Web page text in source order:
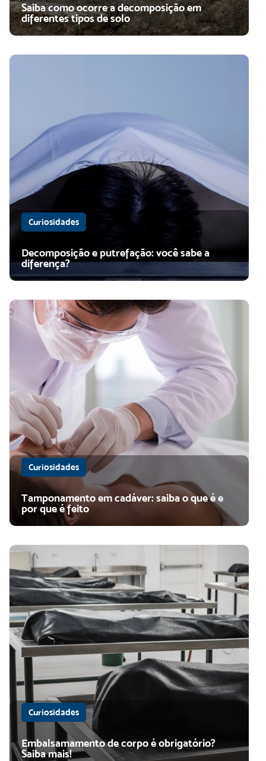
Saiba como ocorre a decomposição em
diferentes tipos de solo
Curiosidades
Decomposição e putrefação: você sabe a
diferença?
Curiosidades
Tamponamento em cadáver: saiba o que é e
por que é feito
Curiosidades
Embalsamamento de corpo é obrigatório?
Saiba mais!